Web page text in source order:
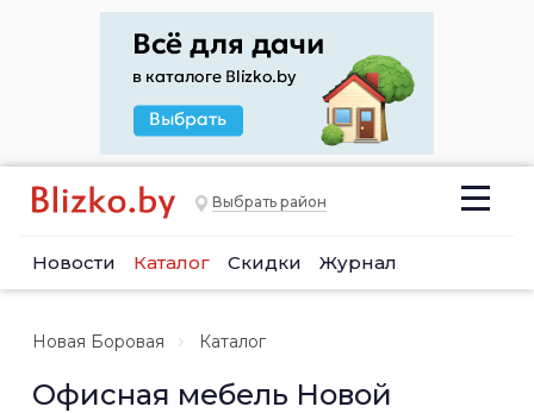
Выбрать район
Новости Каталог Скидки Журнал
Новая Боровая Каталог
Офисная мебель Новой